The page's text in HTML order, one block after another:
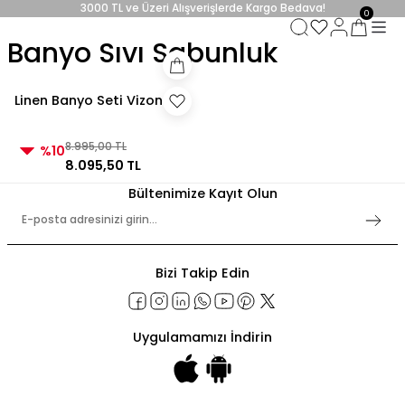
3000 TL ve Üzeri Alışverişlerde Kargo Bedava!
3000 TL ve Üzeri Alışverişlerde Kargo Bedava! 2
3000 TL ve Üzeri Alışverişlerde Kargo Bedava!
3000 TL ve Üzeri Alışverişlerde Kargo Bedava!
0
Banyo Sıvı Sabunluk
Linen Banyo Seti Vizon
%108.995,00 TL
8.095,50 TL
Bültenimize Kayıt Olun
Bizi Takip Edin
Uygulamamızı İndirin